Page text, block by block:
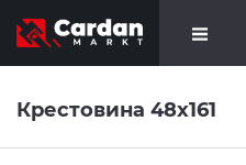
Крестовина 48x161